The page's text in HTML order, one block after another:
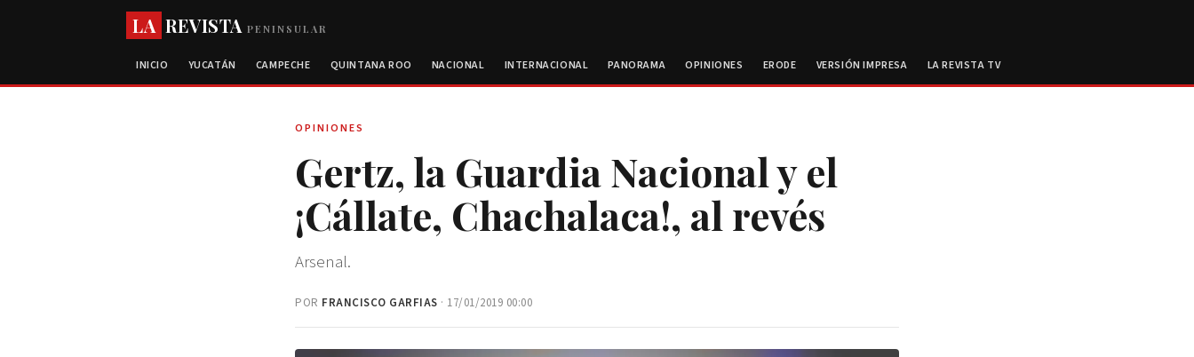
LA REVISTAPENINSULAR
INICIO YUCATÁN CAMPECHE QUINTANA ROO NACIONAL INTERNACIONAL PANORAMA OPINIONES ERODE VERSIÓN IMPRESA LA REVISTA TV
OPINIONES
Gertz, la Guardia Nacional y el
¡Cállate, Chachalaca!, al revés
Arsenal.
POR FRANCISCO GARFIAS · 17/01/2019 00:00